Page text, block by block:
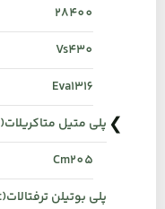
28400
Vs430
Eva1316
پلی متیل متاکریلات(pmma)
Cm205
پلی بوتیلن ترفتالات(pbt)